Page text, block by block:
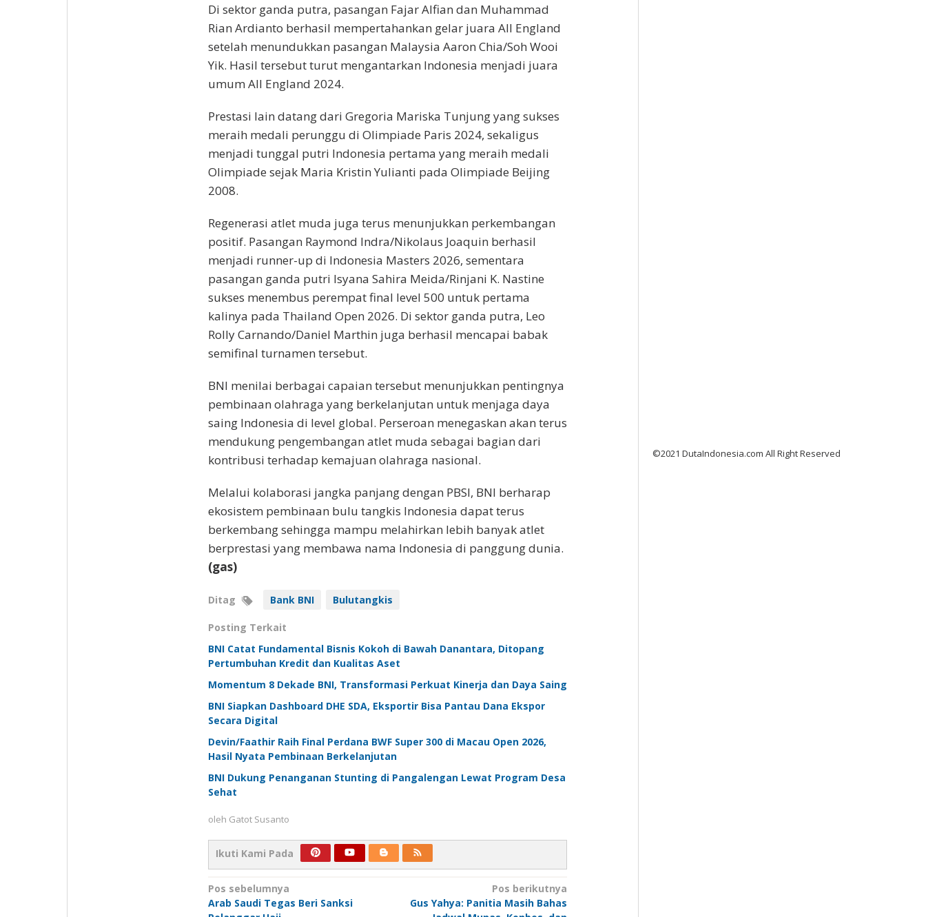
Di sektor ganda putra, pasangan Fajar Alfian dan Muhammad
Rian Ardianto berhasil mempertahankan gelar juara All England
setelah menundukkan pasangan Malaysia Aaron Chia/Soh Wooi
Yik. Hasil tersebut turut mengantarkan Indonesia menjadi juara
umum All England 2024.
Prestasi lain datang dari Gregoria Mariska Tunjung yang sukses
meraih medali perunggu di Olimpiade Paris 2024, sekaligus
menjadi tunggal putri Indonesia pertama yang meraih medali
Olimpiade sejak Maria Kristin Yulianti pada Olimpiade Beijing
2008.
Regenerasi atlet muda juga terus menunjukkan perkembangan
positif. Pasangan Raymond Indra/Nikolaus Joaquin berhasil
menjadi runner-up di Indonesia Masters 2026, sementara
pasangan ganda putri Isyana Sahira Meida/Rinjani K. Nastine
sukses menembus perempat final level 500 untuk pertama
kalinya pada Thailand Open 2026. Di sektor ganda putra, Leo
Rolly Carnando/Daniel Marthin juga berhasil mencapai babak
semifinal turnamen tersebut.
BNI menilai berbagai capaian tersebut menunjukkan pentingnya
pembinaan olahraga yang berkelanjutan untuk menjaga daya
saing Indonesia di level global. Perseroan menegaskan akan terus
mendukung pengembangan atlet muda sebagai bagian dari
kontribusi terhadap kemajuan olahraga nasional.
Melalui kolaborasi jangka panjang dengan PBSI, BNI berharap
ekosistem pembinaan bulu tangkis Indonesia dapat terus
berkembang sehingga mampu melahirkan lebih banyak atlet
berprestasi yang membawa nama Indonesia di panggung dunia.
(gas)
Ditag Bank BNI Bulutangkis
Posting Terkait
BNI Catat Fundamental Bisnis Kokoh di Bawah Danantara, Ditopang
Pertumbuhan Kredit dan Kualitas Aset
Momentum 8 Dekade BNI, Transformasi Perkuat Kinerja dan Daya Saing
BNI Siapkan Dashboard DHE SDA, Eksportir Bisa Pantau Dana Ekspor
Secara Digital
Devin/Faathir Raih Final Perdana BWF Super 300 di Macau Open 2026,
Hasil Nyata Pembinaan Berkelanjutan
BNI Dukung Penanganan Stunting di Pangalengan Lewat Program Desa
Sehat
oleh Gatot Susanto
Ikuti Kami Pada
Navigasi
pos
Pos sebelumnya
Arab Saudi Tegas Beri Sanksi
Pos berikutnya
Gus Yahya: Panitia Masih Bahas
©2021 DutaIndonesia.com All Right Reserved